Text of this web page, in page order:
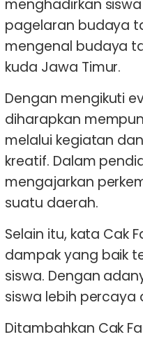
menghadirkan
pagelaran budaya
mengenal budaya
kuda Jawa Timur.
Dengan mengikuti
diharapkan
melalui kegiatan
kreatif. Dalam
mengajarkan
suatu daerah.
Selain itu, kata Cak
dampak yang baik
siswa. Dengan
siswa lebih percaya
Ditambahkan Cak